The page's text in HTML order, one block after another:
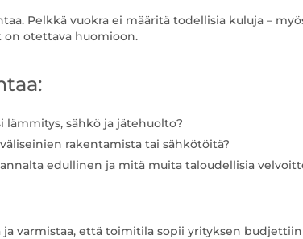
Pelkkä vuokra ei määritä todellisia kuluja –
otettava huomioon.
lämmitys, sähkö ja jätehuolto?
rakentamista tai sähkötöitä?
edullinen ja mitä muita taloudellisia
varmistaa, että toimitila sopii yrityksen budjettiin